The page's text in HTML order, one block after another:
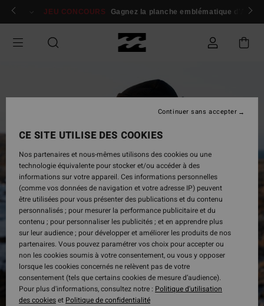
Passer
Se connecter / s'inscrire
JEU CONCOURS Gagnez la planche emblématique d'Andy
CE SITE UTILISE DES COOKIES
Nos partenaires et nous-mêmes utilisons des cookies ou une
technologie équivalente pour stocker et/ou accéder à des
informations sur votre appareil. Ces informations personnelles
(comme vos données de navigation et votre adresse IP) peuvent
être utilisées pour vous présenter des publications et du contenu
personnalisés ; pour mesurer la performance publicitaire et du
contenu ; pour personnaliser les publicités ; et en apprendre plus
sur leur audience ; pour développer et améliorer les produits de nos
partenaires. Vous pouvez paramétrer vos choix pour accepter ou
non les cookies soumis à votre consentement, ou vous y opposer
lorsque les cookies concernés ne relèvent pas de votre
consentement (tels que certains cookies de mesure d’audience).
Pour plus d'informations, consultez notre : Politique d'utilisation
des cookieset Politique de confidentialité
Continuer sans accepter